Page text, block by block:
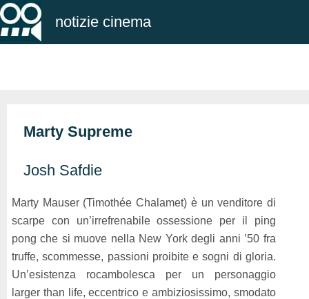
notizie cinema
Marty Supreme
Josh Safdie
Marty Mauser (Timothée Chalamet) è un venditore di
scarpe con un’irrefrenabile ossessione per il ping
pong che si muove nella New York degli anni ’50 fra
truffe, scommesse, passioni proibite e sogni di gloria.
Un’esistenza rocambolesca per un personaggio
larger than life, eccentrico e ambiziosissimo, smodato